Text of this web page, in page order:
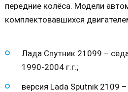
передние колёса. Модели
комплектовавшихся
Лада Спутник 21099 –
1990-2004 г.г.;
версия Lada Sputnik 2109